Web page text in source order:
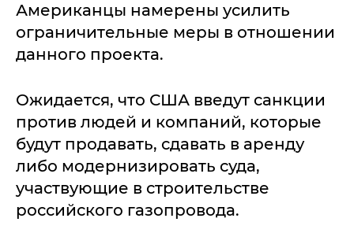
Американцы намерены усилить
ограничительные меры в отношении
данного проекта.
Ожидается, что США введут санкции
против людей и компаний, которые
будут продавать, сдавать в аренду
либо модернизировать суда,
участвующие в строительстве
российского газопровода.